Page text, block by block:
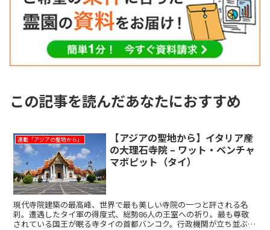
この記事を読んだあなたにおすすめ
連載「アジアの聖地から」
【アジアの聖地から】イタリア産
の大理石寺院 – ワット・ベンチャ
マボピット（タイ）
現代寺院建築の最高峰、世界で最も美しい寺院の一つと評される名
刹。遭遇したタイ軍の得度式、総勢86人の王室への祈り。最も尊敬
されている国王が眠る寺タイの首都バンコク。行政機関が立ち並ぶド